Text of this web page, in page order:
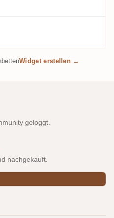
Widget erstellen →
geloggt.
nachgekauft.